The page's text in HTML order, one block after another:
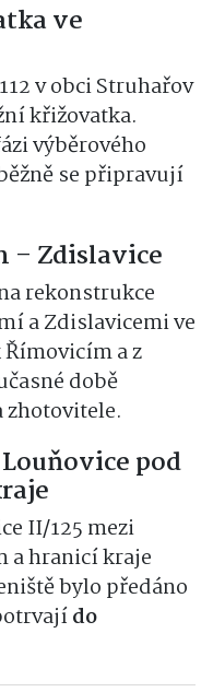
ve
v obci Struhařov
křižovatka.
výběrového
se připravují
– Zdislavice
rekonstrukce
a Zdislavicemi ve
a z
době
pod
II/125 mezi
a hranicí kraje
bylo předáno
do